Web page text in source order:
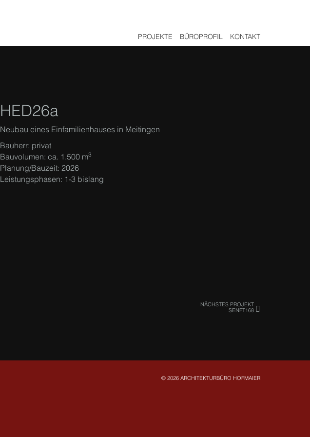
PROJEKTE BÜROPROFIL KONTAKT
HED26a
Neubau eines Einfamilienhauses in Meitingen
Bauherr: privat
Bauvolumen: ca. 1.500 m3
Planung/Bauzeit: 2026
Leistungsphasen: 1-3 bislang
NÄCHSTES PROJEKT
SENFT168
© 2026 ARCHITEKTURBÜRO HOFMAIER